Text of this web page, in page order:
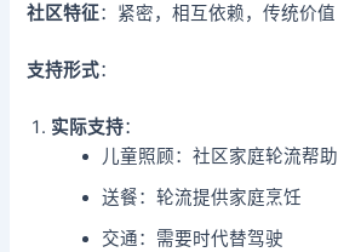
社区特征：紧密，相互依赖，传统价值
支持形式：
实际支持：
儿童照顾：社区家庭轮流帮助
送餐：轮流提供家庭烹饪
交通：需要时代替驾驶